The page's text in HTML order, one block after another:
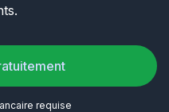
requise